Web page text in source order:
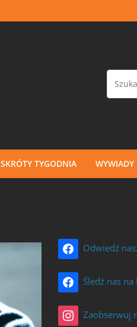
SKRÓTY TYGODNIA WYWIADY
Odwiedź
Śledź nas
Zaobserwuj